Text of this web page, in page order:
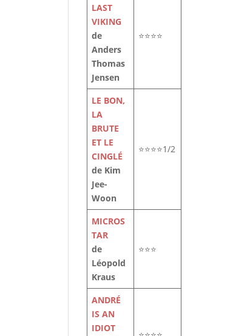
LAST
VIKING
de
Anders
Thomas
Jensen
⭐⭐⭐⭐
LE BON,
LA
BRUTE
ET LE
CINGLÉ
de Kim
Jee-
Woon
⭐⭐⭐⭐1/2
MICROS
TAR
de
Léopold
Kraus
⭐⭐⭐
ANDRÉ
IS AN
IDIOT